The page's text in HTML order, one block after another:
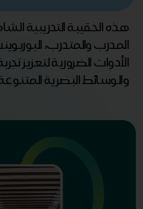
هذه الحقيبة التدريبية
المدرب والمتدرب،
الأدوات الضرورية لتعزيز
والوسائط البصرية